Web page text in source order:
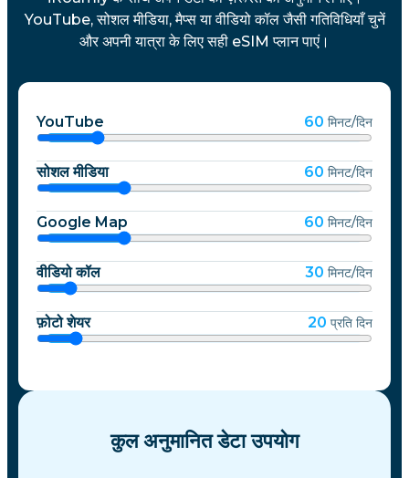
YouTube, सोशल मीडिया, मैप्स या वीडियो कॉल जैसी गतिविधियाँ चुनें
और अपनी यात्रा के लिए सही eSIM प्लान पाएं।
YouTube 60 मिनट/दिन
सोशल मीडिया 60 मिनट/दिन
Google Map 60 मिनट/दिन
वीडियो कॉल 30 मिनट/दिन
फ़ोटो शेयर 20 प्रति दिन
कुल अनुमानित डेटा उपयोग